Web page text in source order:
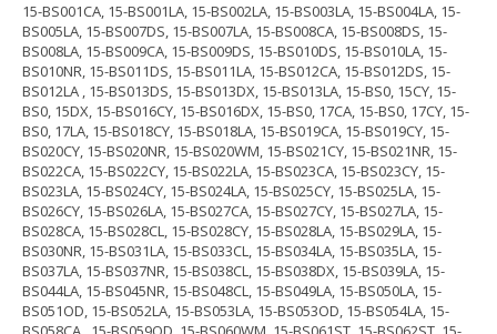
15-BS001CA, 15-BS001LA, 15-BS002LA, 15-BS003LA, 15-BS004LA, 15-
BS005LA, 15-BS007DS, 15-BS007LA, 15-BS008CA, 15-BS008DS, 15-
BS008LA, 15-BS009CA, 15-BS009DS, 15-BS010DS, 15-BS010LA, 15-
BS010NR, 15-BS011DS, 15-BS011LA, 15-BS012CA, 15-BS012DS, 15-
BS012LA , 15-BS013DS, 15-BS013DX, 15-BS013LA, 15-BS0, 15CY, 15-
BS0, 15DX, 15-BS016CY, 15-BS016DX, 15-BS0, 17CA, 15-BS0, 17CY, 15-
BS0, 17LA, 15-BS018CY, 15-BS018LA, 15-BS019CA, 15-BS019CY, 15-
BS020CY, 15-BS020NR, 15-BS020WM, 15-BS021CY, 15-BS021NR, 15-
BS022CA, 15-BS022CY, 15-BS022LA, 15-BS023CA, 15-BS023CY, 15-
BS023LA, 15-BS024CY, 15-BS024LA, 15-BS025CY, 15-BS025LA, 15-
BS026CY, 15-BS026LA, 15-BS027CA, 15-BS027CY, 15-BS027LA, 15-
BS028CA, 15-BS028CL, 15-BS028CY, 15-BS028LA, 15-BS029LA, 15-
BS030NR, 15-BS031LA, 15-BS033CL, 15-BS034LA, 15-BS035LA, 15-
BS037LA, 15-BS037NR, 15-BS038CL, 15-BS038DX, 15-BS039LA, 15-
BS044LA, 15-BS045NR, 15-BS048CL, 15-BS049LA, 15-BS050LA, 15-
BS051OD, 15-BS052LA, 15-BS053LA, 15-BS053OD, 15-BS054LA, 15-